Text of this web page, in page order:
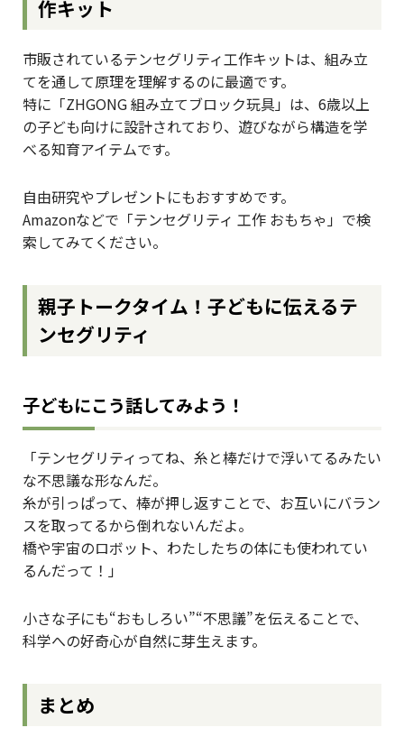
作キット
市販されているテンセグリティ工作キットは、組み立
てを通して原理を理解するのに最適です。
特に「ZHGONG 組み立てブロック玩具」は、6歳以上
の子ども向けに設計されており、遊びながら構造を学
べる知育アイテムです。
自由研究やプレゼントにもおすすめです。
Amazonなどで「テンセグリティ 工作 おもちゃ」で検
索してみてください。
親子トークタイム！子どもに伝えるテ
ンセグリティ
子どもにこう話してみよう！
「テンセグリティってね、糸と棒だけで浮いてるみたい
な不思議な形なんだ。
糸が引っぱって、棒が押し返すことで、お互いにバラン
スを取ってるから倒れないんだよ。
橋や宇宙のロボット、わたしたちの体にも使われてい
るんだって！」
小さな子にも“おもしろい”“不思議”を伝えることで、
科学への好奇心が自然に芽生えます。
まとめ